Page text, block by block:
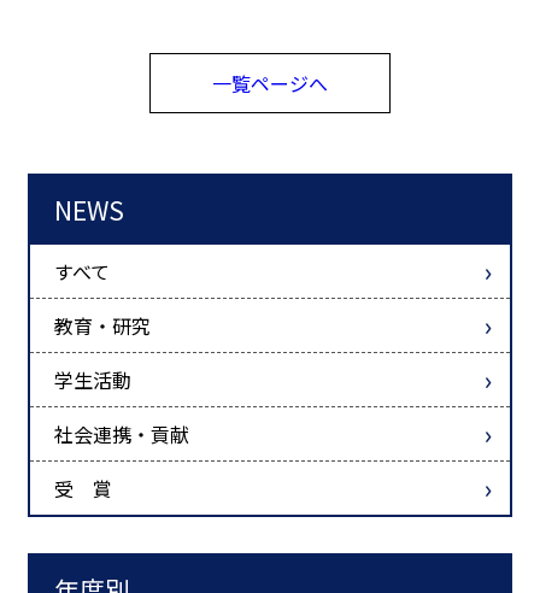
一覧ページへ
NEWS
すべて
教育・研究
学生活動
社会連携・貢献
受 賞